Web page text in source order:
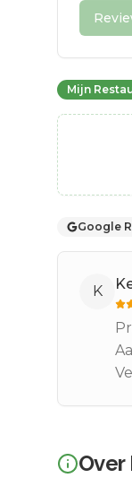
Mijn
Google
K
Over